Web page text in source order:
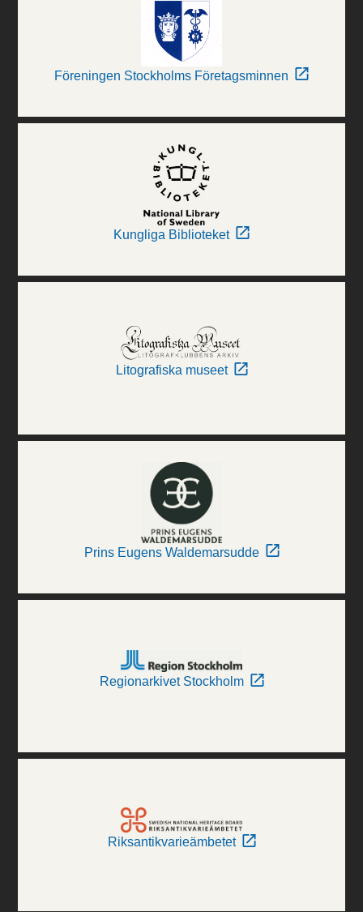
Föreningen Stockholms Företagsminnen
Kungliga Biblioteket
Litografiska museet
Prins Eugens Waldemarsudde
Regionarkivet Stockholm
Riksantikvarieämbetet